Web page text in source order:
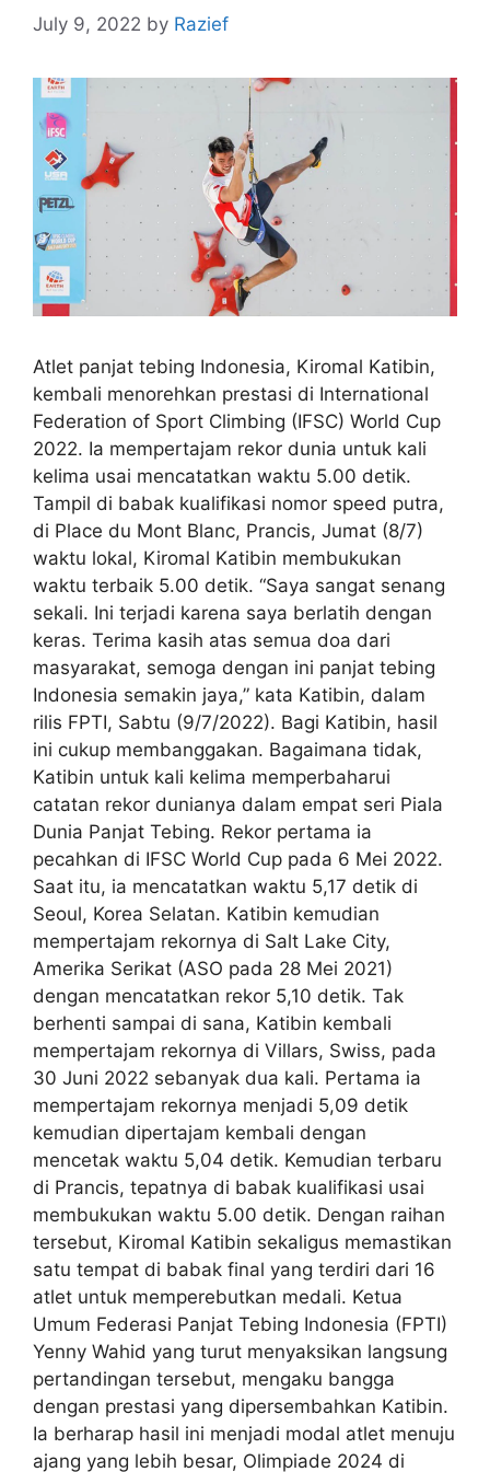
July 9, 2022 by Razief
Atlet panjat tebing Indonesia, Kiromal Katibin,
kembali menorehkan prestasi di International
Federation of Sport Climbing (IFSC) World Cup
2022. Ia mempertajam rekor dunia untuk kali
kelima usai mencatatkan waktu 5.00 detik.
Tampil di babak kualifikasi nomor speed putra,
di Place du Mont Blanc, Prancis, Jumat (8/7)
waktu lokal, Kiromal Katibin membukukan
waktu terbaik 5.00 detik. “Saya sangat senang
sekali. Ini terjadi karena saya berlatih dengan
keras. Terima kasih atas semua doa dari
masyarakat, semoga dengan ini panjat tebing
Indonesia semakin jaya,” kata Katibin, dalam
rilis FPTI, Sabtu (9/7/2022). Bagi Katibin, hasil
ini cukup membanggakan. Bagaimana tidak,
Katibin untuk kali kelima memperbaharui
catatan rekor dunianya dalam empat seri Piala
Dunia Panjat Tebing. Rekor pertama ia
pecahkan di IFSC World Cup pada 6 Mei 2022.
Saat itu, ia mencatatkan waktu 5,17 detik di
Seoul, Korea Selatan. Katibin kemudian
mempertajam rekornya di Salt Lake City,
Amerika Serikat (ASO pada 28 Mei 2021)
dengan mencatatkan rekor 5,10 detik. Tak
berhenti sampai di sana, Katibin kembali
mempertajam rekornya di Villars, Swiss, pada
30 Juni 2022 sebanyak dua kali. Pertama ia
mempertajam rekornya menjadi 5,09 detik
kemudian dipertajam kembali dengan
mencetak waktu 5,04 detik. Kemudian terbaru
di Prancis, tepatnya di babak kualifikasi usai
membukukan waktu 5.00 detik. Dengan raihan
tersebut, Kiromal Katibin sekaligus memastikan
satu tempat di babak final yang terdiri dari 16
atlet untuk memperebutkan medali. Ketua
Umum Federasi Panjat Tebing Indonesia (FPTI)
Yenny Wahid yang turut menyaksikan langsung
pertandingan tersebut, mengaku bangga
dengan prestasi yang dipersembahkan Katibin.
Ia berharap hasil ini menjadi modal atlet menuju
ajang yang lebih besar, Olimpiade 2024 di